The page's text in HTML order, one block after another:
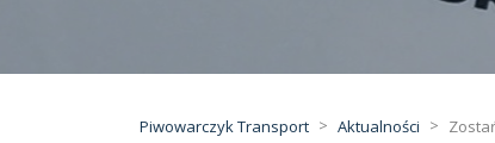
Piwowarczyk Transport > Aktualności >